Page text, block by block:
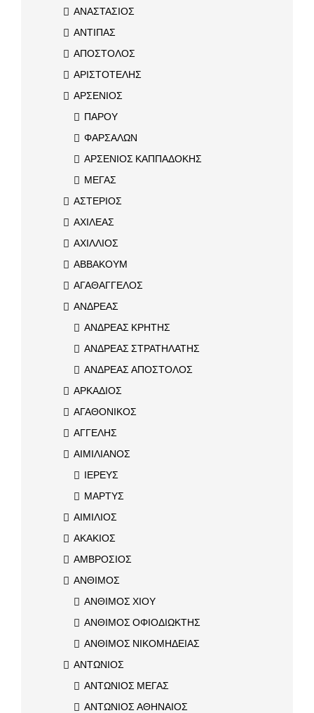
ΑΝΑΣΤΑΣΙΟΣ
ΑΝΤΙΠΑΣ
ΑΠΟΣΤΟΛΟΣ
ΑΡΙΣΤΟΤΕΛΗΣ
ΑΡΣΕΝΙΟΣ
ΠΑΡΟΥ
ΦΑΡΣΑΛΩΝ
ΑΡΣΕΝΙΟΣ ΚΑΠΠΑΔΟΚΗΣ
ΜΕΓΑΣ
ΑΣΤΕΡΙΟΣ
ΑΧΙΛΕΑΣ
ΑΧΙΛΛΙΟΣ
ΑΒΒΑΚΟΥΜ
ΑΓΑΘΑΓΓΕΛΟΣ
ΑΝΔΡΕΑΣ
ΑΝΔΡΕΑΣ ΚΡΗΤΗΣ
ΑΝΔΡΕΑΣ ΣΤΡΑΤΗΛΑΤΗΣ
ΑΝΔΡΕΑΣ ΑΠΟΣΤΟΛΟΣ
ΑΡΚΑΔΙΟΣ
ΑΓΑΘΟΝΙΚΟΣ
ΑΓΓΕΛΗΣ
ΑΙΜΙΛΙΑΝΟΣ
ΙΕΡΕΥΣ
ΜΑΡΤΥΣ
ΑΙΜΙΛΙΟΣ
ΑΚΑΚΙΟΣ
ΑΜΒΡΟΣΙΟΣ
ΑΝΘΙΜΟΣ
ΑΝΘΙΜΟΣ ΧΙΟΥ
ΑΝΘΙΜΟΣ ΟΦΙΟΔΙΩΚΤΗΣ
ΑΝΘΙΜΟΣ ΝΙΚΟΜΗΔΕΙΑΣ
ΑΝΤΩΝΙΟΣ
ΑΝΤΩΝΙΟΣ ΜΕΓΑΣ
ΑΝΤΩΝΙΟΣ ΑΘΗΝΑΙΟΣ